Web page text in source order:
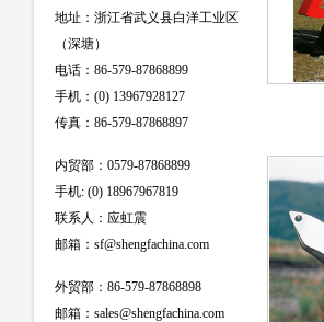
地址：浙江省武义县白洋工业区
（深塘）
电话：86-579-87868899
手机：(0) 13967928127
传真：86-579-87868897
内贸部：0579-87868899
手机: (0) 18967967819
联系人：应虹震
邮箱：sf@shengfachina.com
外贸部：86-579-87868898
邮箱：sales@shengfachina.com